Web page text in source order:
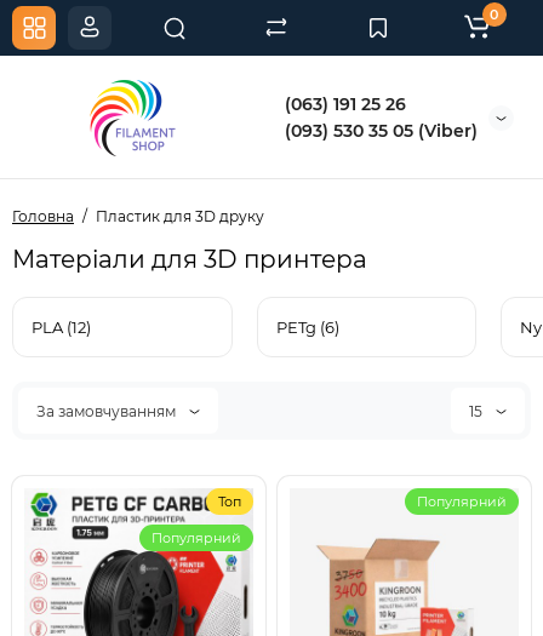
(063) 191 25 26
(093) 530 35 05 (Viber)
0
Головна Пластик для 3D друку
Матеріали для 3D принтера
PLA (12) PETg (6)
За замовчуванням 15
Топ
Популярний
Популярний